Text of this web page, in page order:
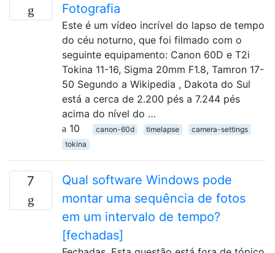
Fotografia
Este é um vídeo incrível do lapso de tempo
do céu noturno, que foi filmado com o
seguinte equipamento: Canon 60D e T2i
Tokina 11-16, Sigma 20mm F1.8, Tamron 17-
50 Segundo a Wikipedia , Dakota do Sul
está a cerca de 2.200 pés a 7.244 pés
acima do nível do …
10
canon-60d timelapse
camera-settings
tokina
7
Qual software Windows pode
montar uma sequência de fotos
em um intervalo de tempo?
[fechadas]